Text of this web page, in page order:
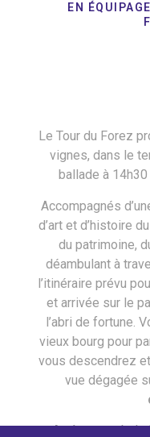
EN
Le Tour du Forez
vignes, dans le
ballade à
Accompagnés
d’art et d’histoire
du patrimoine,
déambulant à
l’itinéraire prévu
et arrivée sur le
l’abri de fortune.
vieux bourg pour
vous descendrez
vue dégagée
Après cette